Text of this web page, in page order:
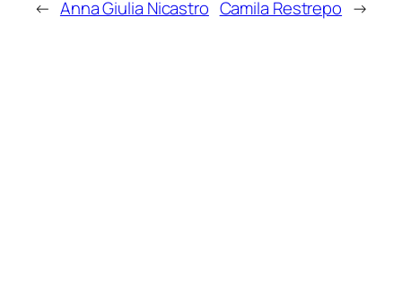
← Anna Giulia Nicastro Camila Restrepo →